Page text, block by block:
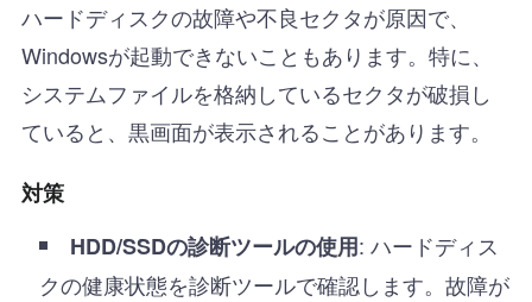
ハードディスクの故障や不良セクタが原因で、
Windowsが起動できないこともあります。特に、
システムファイルを格納しているセクタが破損し
ていると、黒画面が表示されることがあります。
対策
HDD/SSDの診断ツールの使用: ハードディス
クの健康状態を診断ツールで確認します。故障が